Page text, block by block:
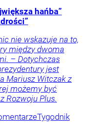
hańba”
nie wskazuje na to,
między dwoma
– Dotychczas
jest
Mariusz Witczak z
możemy być
Rozwoju Plus.
Tygodnik